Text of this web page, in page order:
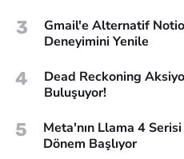
3
Gmail'e Alternatif
Deneyimini Yenile
4
Dead Reckoning
Buluşuyor!
5
Meta'nın Llama 4
Dönem Başlıyor